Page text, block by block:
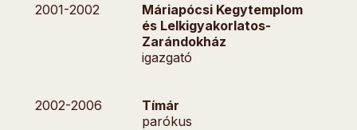
2001-2002
Máriapócsi Kegytemplom
és Lelkigyakorlatos-
Zarándokház
igazgató
2002-2006
Tímár
parókus